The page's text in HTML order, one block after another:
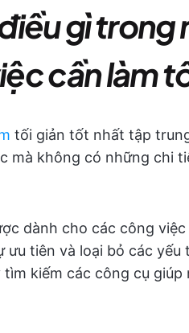
gì trong
cần làm
tối giản tốt nhất tập
mà không có những chi
dành cho các công
tiên và loại bỏ các yếu
kiếm các công cụ giúp